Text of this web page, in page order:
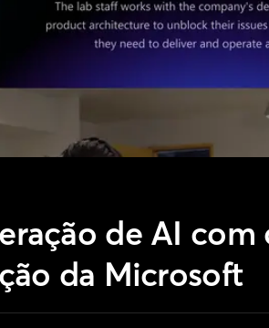
de AI com
da Microsoft